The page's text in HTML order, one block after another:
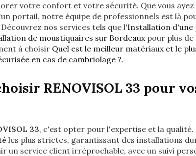
votre confort et votre sécurité. Que vous ayez
portail, notre équipe de professionnels est là
nos services tels que l'Installation d'une
de moustiquaires sur Bordeauxpour plus de
à choisir Quel est le meilleur matériaux et le
en cas de cambriolage ?.
RENOVISOL 33 pour
33, c'est opter pour l'expertise et la
les plus strictes, garantissant des installations
un service client irréprochable, avec un suivi